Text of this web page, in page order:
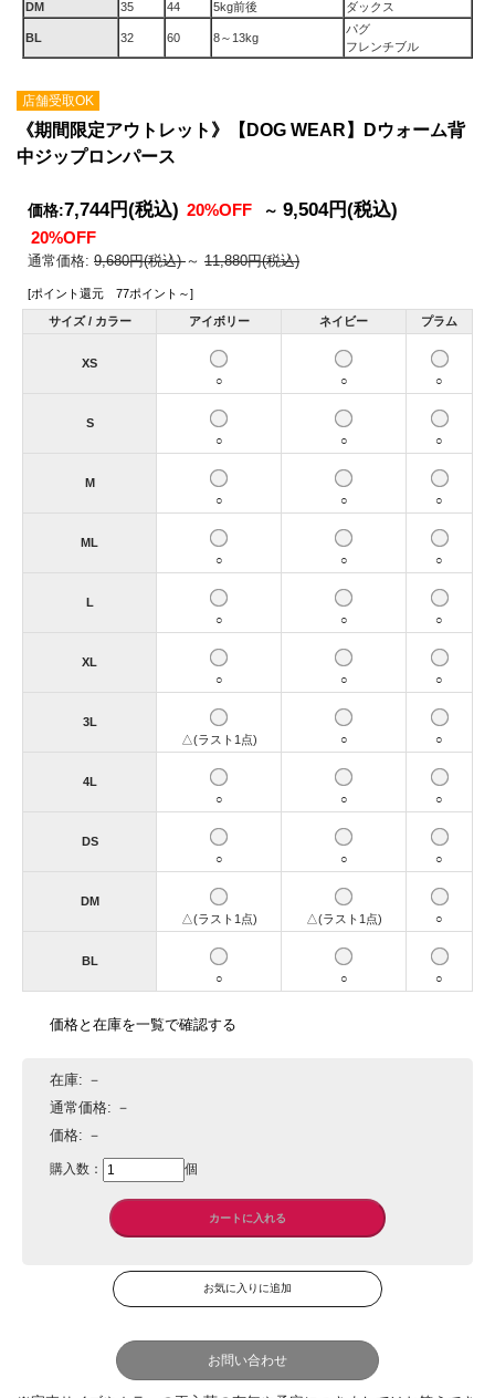
DM 35 44 5kg前後 ダックス
BL 32 60 8～13kg
パグ
フレンチブル
店舗受取OK
《期間限定アウトレット》【DOG WEAR】Dウォーム背
中ジップロンパース
価格:7,744円(税込) 20%OFF ～ 9,504円(税込)
20%OFF
通常価格: 9,680円(税込)～ 11,880円(税込)
[ポイント還元 77ポイント～]
サイズ / カラー アイボリー ネイビー プラム
XS
○
○ ○
S
○
○ ○
M
○
○ ○
ML
○
○ ○
L
○
○ ○
XL
○
○ ○
3L
△(ラスト1点)
○ ○
4L
○
○ ○
DS
○
○ ○
DM
△(ラスト1点)
△(ラスト1点) ○
BL
○
○ ○
価格と在庫を一覧で確認する
在庫: －
通常価格: －
価格: －
購入数： 個
お問い合わせ